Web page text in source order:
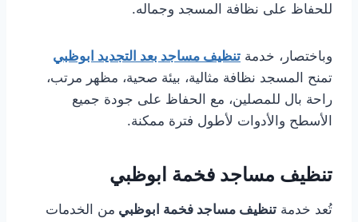
للحفاظ على نظافة المسجد وجماله.
وباختصار، خدمة تنظيف مساجد بعد التجديد ابوظبي
تمنح المسجد نظافة مثالية، بيئة صحية، مظهر مرتب،
راحة بال للمصلين، مع الحفاظ على جودة جميع
الأسطح والأدوات لأطول فترة ممكنة.
تنظيف مساجد فخمة ابوظبي
تُعد خدمة تنظيف مساجد فخمة ابوظبي من الخدمات